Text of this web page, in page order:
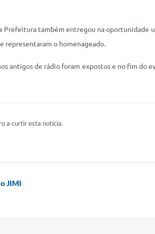
Prefeitura também entregou na
representaram o homenageado.
antigos de rádio foram expostos e no fim
a curtir esta notícia.
JIMI